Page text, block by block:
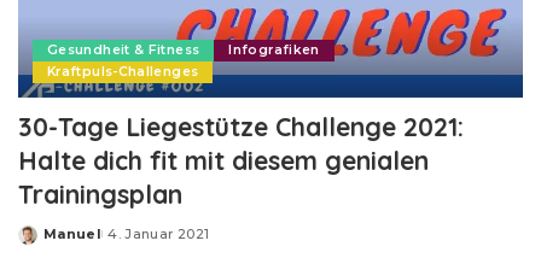
Gesundheit & Fitness
Infografiken
Kraftpuls-Challenges
30-Tage Liegestütze Challenge 2021:
Halte dich fit mit diesem genialen
Trainingsplan
Posted
Manuel 4. Januar 2021